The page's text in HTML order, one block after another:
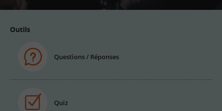
Outils
Questions / Réponses
Quiz